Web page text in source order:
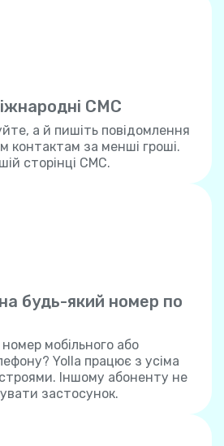
СМС
а й пишіть повідомлення
контактам за менші гроші.
сторінці СМС.
будь-який номер по
мобільного або
Yolla працює з усіма
Іншому абоненту не
застосунок.